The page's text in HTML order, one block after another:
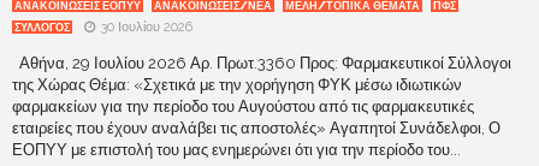
ΑΝΑΚΟΙΝΏΣΕΙΣ ΕΟΠΥΥ ΑΝΑΚΟΙΝΩΣΕΙΣ/ΝΕΑ ΜΕΛΗ/ΤΟΠΙΚΑ ΘΕΜΑΤΑ
ΠΦΣ
ΣΥΛΛΟΓΟΣ
30 Ιουλίου 2026
Αθήνα, 29 Ιουλίου 2026 Αρ. Πρωτ.3360 Προς: Φαρμακευτικοί Σύλλογοι
της Χώρας Θέμα: «Σχετικά με την χορήγηση ΦΥΚ μέσω ιδιωτικών
φαρμακείων για την περίοδο του Αυγούστου από τις φαρμακευτικές
εταιρείες που έχουν αναλάβει τις αποστολές» Αγαπητοί Συνάδελφοι, Ο
ΕΟΠΥΥ με επιστολή του μας ενημερώνει ότι για την περίοδο του...